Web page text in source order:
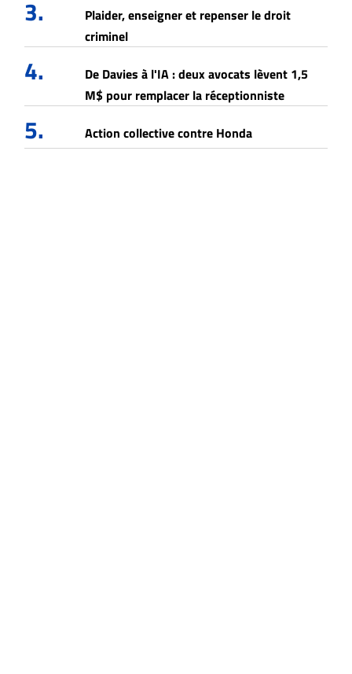
3.
Plaider, enseigner et repenser le droit
criminel
4.
De Davies à l'IA : deux avocats lèvent 1,5
M$ pour remplacer la réceptionniste
5. Action collective contre Honda